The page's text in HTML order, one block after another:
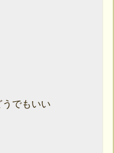
でもいい